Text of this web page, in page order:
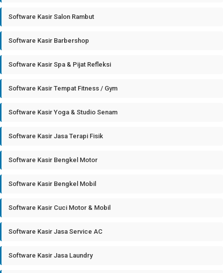
Software Kasir Salon Rambut
Software Kasir Barbershop
Software Kasir Spa & Pijat Refleksi
Software Kasir Tempat Fitness / Gym
Software Kasir Yoga & Studio Senam
Software Kasir Jasa Terapi Fisik
Software Kasir Bengkel Motor
Software Kasir Bengkel Mobil
Software Kasir Cuci Motor & Mobil
Software Kasir Jasa Service AC
Software Kasir Jasa Laundry